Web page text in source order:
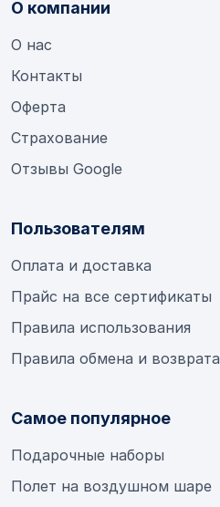
О компании
О нас
Контакты
Оферта
Страхование
Отзывы Google
Пользователям
Оплата и доставка
Прайс на все сертификаты
Правила использования
Правила обмена и возврата
Самое популярное
Подарочные наборы
Полет на воздушном шаре